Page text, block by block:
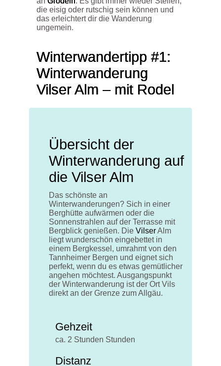
die eisig oder rutschig sein können und
das erleichtert dir die Wanderung
ungemein.
Winterwandertipp #1:
Winterwanderung
VilserAlm – mit Rodel
Übersicht der
Winterwanderung auf
die Vilser Alm
Das schönste an
Winterwanderungen? Sich in einer
Berghütte aufwärmen oder die
Sonnenstrahlen auf der Terrasse mit
Bergblick genießen. Die VilserAlm
liegt wunderschön eingebettet in
einem Bergkessel , umrahmt von den
Tannheimer Bergen und eignet sich
perfekt, wenn du es etwas gemütlicher
angehen möchtest. Ausgangspunkt
der Winterwanderung ist der Ort Vils
direkt an der Grenze zum Allgäu.
Gehzeit
ca. 2 Stunden Stunden
Distanz